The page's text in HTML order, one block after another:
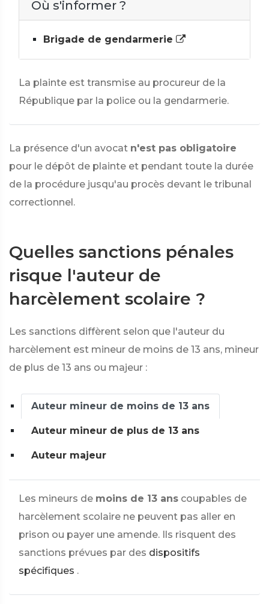
Où s'informer ?
Brigade de gendarmerie
La plainte est transmise au procureur de la
République par la police ou la gendarmerie.
La présence d'un avocat n'est pas obligatoire
pour le dépôt de plainte et pendant toute la durée
de la procédure jusqu'au procès devant le tribunal
correctionnel.
Quelles sanctions pénales
risque l'auteur de
harcèlement scolaire ?
Les sanctions diffèrent selon que l'auteur du
harcèlement est mineur de moins de 13 ans, mineur
de plus de 13 ans ou majeur :
Auteur mineur de moins de 13 ans
Auteur mineur de plus de 13 ans
Auteur majeur
Les mineurs de moins de 13 ans coupables de
harcèlement scolaire ne peuvent pas aller en
prison ou payer une amende. Ils risquent des
sanctions prévues par des dispositifs
spécifiques .